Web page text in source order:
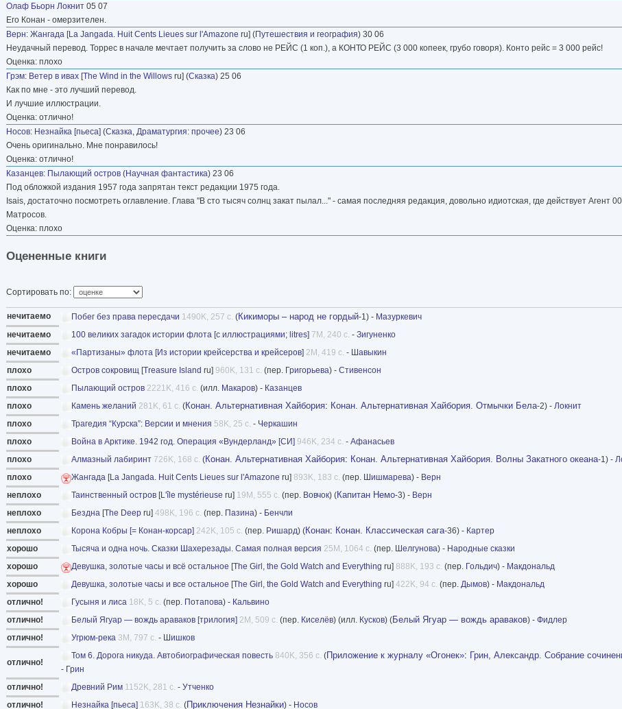
Олаф Бьорн Локнит 05 07
Его Конан - омерзителен.
Верн: Жангада [La Jangada. Huit Cents Lieues sur l'Amazone ru] (Путешествия и география) 30 06
Неудачный перевод. Торрес в начале мечтает получить за слово не РЕЙС (1 коп.), а КОНТО РЕЙС (3 000 копеек, грубо говоря). Конто рейс = 3 000 рейс!
Оценка: плохо
Грэм: Ветер в ивах [The Wind in the Willows ru] (Сказка) 25 06
Как по мне - это лучший перевод.
И лучшие иллюстрации.
Оценка: отлично!
Носов: Незнайка [пьеса] (Сказка, Драматургия: прочее) 23 06
Очень оригинально. Мне понравилось!
Оценка: отлично!
Казанцев: Пылающий остров (Научная фантастика) 23 06
Под обложкой издания 1957 года запрятан текст редакции 1975 года.
Isais, достаточно посмотреть оглавление. Глава "В сто тысяч солнц закат пылал..." - самая последняя редакция, довольно идиотская, где действует Агент
Матросов.
Оценка: плохо
Оцененные книги
Сортировать по:
нечитаемо Побег без права пересдачи 1490K, 257 с. (Кикиморы – народ не гордый-1) - Мазуркевич
нечитаемо
100 великих загадок истории флота [с иллюстрациями; litres] 7M, 240 с. - Зигуненко
нечитаемо
«Партизаны» флота [Из истории крейсерства и крейсеров] 2M, 419 с. - Шавыкин
плохо
Остров сокровищ [Treasure Island ru] 960K, 131 с. (пер. Григорьева) - Стивенсон
плохо
Пылающий остров 2221K, 416 с. (илл. Макаров) - Казанцев
плохо
Камень желаний 281K, 61 с. (Конан. Альтернативная Хайбория: Конан. Альтернативная Хайбория. Отмычки Бела-2) - Локнит
плохо
Трагедия “Курска”: Версии и мнения 58K, 25 с. - Черкашин
плохо
Война в Арктике. 1942 год. Операция «Вундерланд» [СИ] 946K, 234 с. - Афанасьев
плохо
Алмазный лабиринт 726K, 168 с. (Конан. Альтернативная Хайбория: Конан. Альтернативная Хайбория. Волны Закатного океана-1) -
плохо
Жангада [La Jangada. Huit Cents Lieues sur l'Amazone ru] 893K, 183 с. (пер. Шишмарева) - Верн
неплохо
Таинственный остров [L'île mystérieuse ru] 19M, 555 с. (пер. Вовчок) (Капитан Немо-3) - Верн
неплохо
Бездна [The Deep ru] 498K, 196 с. (пер. Пазина) - Бенчли
неплохо
Корона Кобры [= Конан-корсар] 242K, 105 с. (пер. Ришард) (Конан: Конан. Классическая сага-36) - Картер
хорошо
Тысяча и одна ночь. Сказки Шахерезады. Самая полная версия 25M, 1064 с. (пер. Шелгунова) - Народные сказки
хорошо
Девушка, золотые часы и всё остальное [The Girl, the Gold Watch and Everything ru] 888K, 193 с. (пер. Гольдич) - Макдональд
хорошо
Девушка, золотые часы и все остальное [The Girl, the Gold Watch and Everything ru] 422K, 94 с. (пер. Дымов) - Макдональд
отлично!
Гусыня и лиса 18K, 5 с. (пер. Потапова) - Кальвино
отлично!
Белый Ягуар — вождь араваков [трилогия] 2M, 509 с. (пер. Киселёв) (илл. Кусков) (Белый Ягуар — вождь араваков) - Фидлер
отлично!
Угрюм-река 3M, 797 с. - Шишков
отлично!
Том 6. Дорога никуда. Автобиографическая повесть 840K, 356 с. (Приложение к журналу «Огонек»: Грин, Александр. Собрание
- Грин
отлично!
Древний Рим 1152K, 281 с. - Утченко
отлично!
Незнайка [пьеса] 163K, 38 с. (Приключения Незнайки) - Носов